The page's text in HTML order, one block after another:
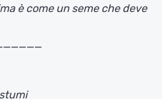
è come un seme che deve